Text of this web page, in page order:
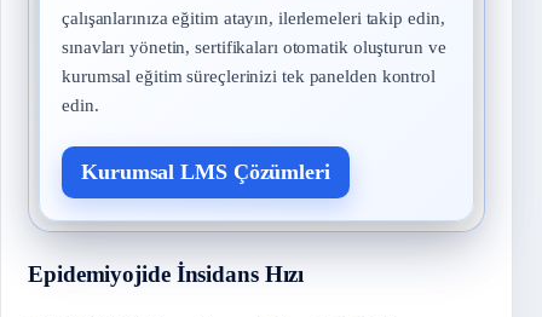
çalışanlarınıza eğitim atayın, ilerlemeleri takip edin,
sınavları yönetin, sertifikaları otomatik oluşturun ve
kurumsal eğitim süreçlerinizi tek panelden kontrol
edin.
Kurumsal LMS Çözümleri
Epidemiyojide İnsidans Hızı